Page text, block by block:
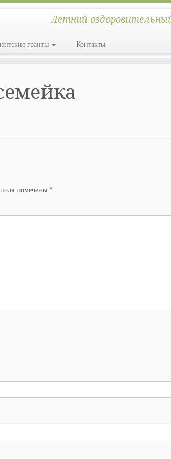
Летний
гранты Контакты
помечены *